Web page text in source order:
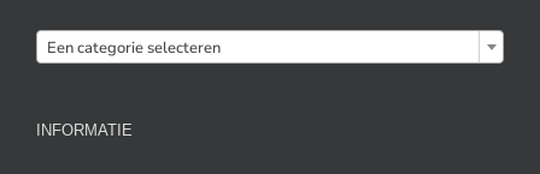
Een categorie selecteren
INFORMATIE